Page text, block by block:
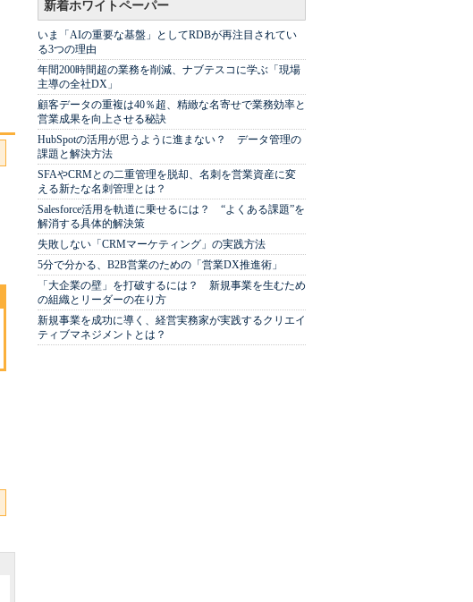
新着ホワイトペーパー
いま「AIの重要な基盤」としてRDBが再注目されてい
る3つの理由
年間200時間超の業務を削減、ナブテスコに学ぶ「現場
主導の全社DX」
顧客データの重複は40％超、精緻な名寄せで業務効率と
営業成果を向上させる秘訣
HubSpotの活用が思うように進まない？ データ管理の
課題と解決方法
SFAやCRMとの二重管理を脱却、名刺を営業資産に変
える新たな名刺管理とは？
Salesforce活用を軌道に乗せるには？ “よくある課題”を
解消する具体的解決策
失敗しない「CRMマーケティング」の実践方法
5分で分かる、B2B営業のための「営業DX推進術」
「大企業の壁」を打破するには？ 新規事業を生むため
の組織とリーダーの在り方
新規事業を成功に導く、経営実務家が実践するクリエイ
ティブマネジメントとは？